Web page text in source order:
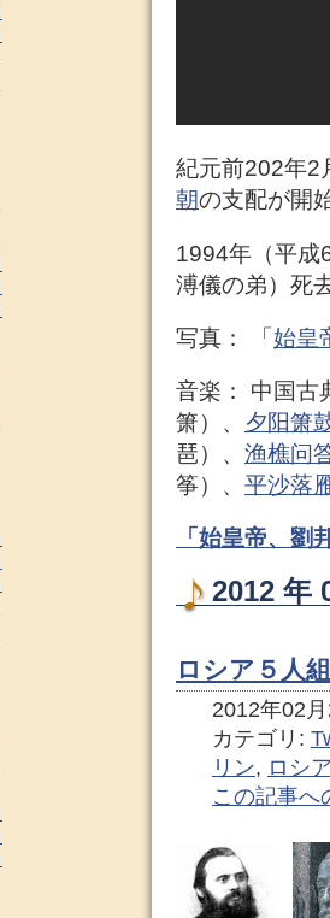
紀元前202年2
朝の支配が開
1994年（平成
溥儀の弟）死
写真： 「始皇
音楽： 中国古
箫）、 夕阳箫
琶）、 渔樵问
筝）、 平沙落
「始皇帝、劉
2012 年
ロシア５人
2012年02
カテゴリ:
リン, ロシ
この記事へ